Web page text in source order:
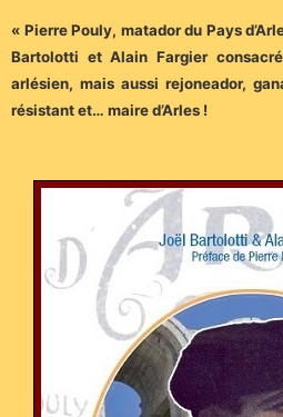
« Pierre Pouly, matador du Pays
Bartolotti et Alain Fargier
arlésien, mais aussi rejoneador,
résistant et… maire d’Arles !